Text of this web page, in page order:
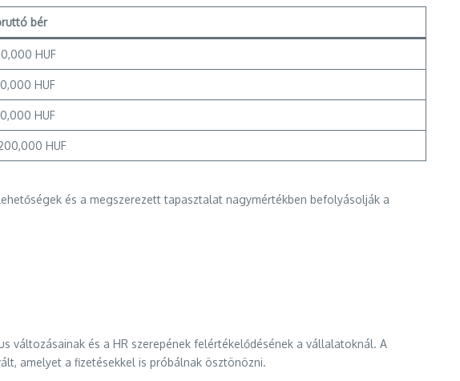
bér
HUF
HUF
HUF
HUF
és a megszerezett tapasztalat nagymértékben befolyásolják a
változásainak és a HR szerepének felértékelődésének a vállalatoknál. A
amelyet a fizetésekkel is próbálnak ösztönözni.